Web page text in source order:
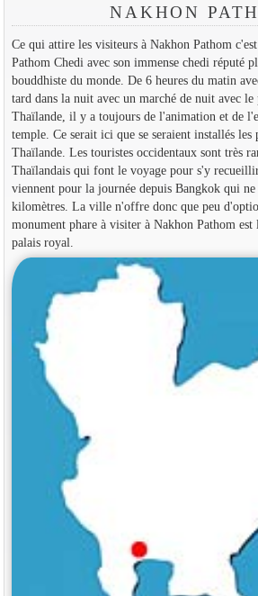
NAKHON
Ce qui attire les visiteurs à Nakhon Pathom
Pathom Chedi avec son immense chedi réputé
bouddhiste du monde. De 6 heures du matin
tard dans la nuit avec un marché de nuit avec
Thaïlande, il y a toujours de l'animation et de
temple. Ce serait ici que se seraient installés les
Thaïlande. Les touristes occidentaux sont très
Thaïlandais qui font le voyage pour s'y
viennent pour la journée depuis Bangkok qui
kilomètres. La ville n'offre donc que peu
monument phare à visiter à Nakhon Pathom est
palais royal.